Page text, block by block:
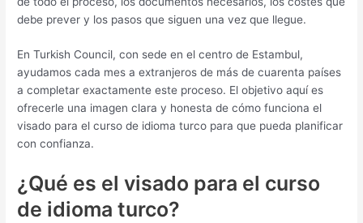
debe prever y los pasos que siguen una vez que llegue.
En Turkish Council, con sede en el centro de Estambul,
ayudamos cada mes a extranjeros de más de cuarenta países
a completar exactamente este proceso. El objetivo aquí es
ofrecerle una imagen clara y honesta de cómo funciona el
visado para el curso de idioma turco para que pueda planificar
con confianza.
¿Qué es el visado para el curso
de idioma turco?